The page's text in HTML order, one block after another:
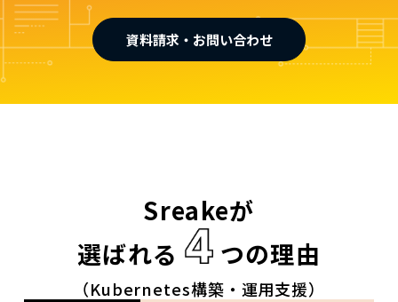
資料請求・お問い合わせ
Sreakeが
選ばれる
つの理由
（Kubernetes構築・運用支援）